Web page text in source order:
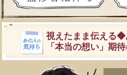
視えたまま伝える◆
「本当の想い」期